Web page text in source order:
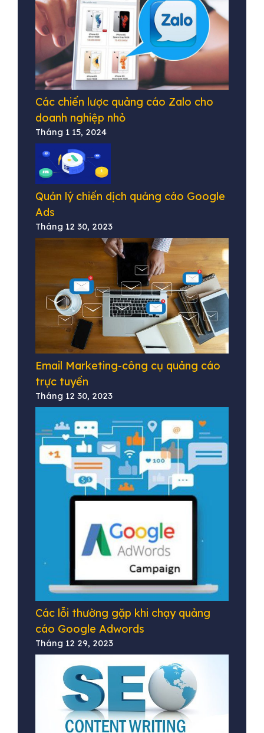
Các chiến lược quảng cáo Zalo cho
doanh nghiệp nhỏ
Tháng 1 15, 2024
Quản lý chiến dịch quảng cáo Google
Ads
Tháng 12 30, 2023
Email Marketing-công cụ quảng cáo
trực tuyến
Tháng 12 30, 2023
Các lỗi thường gặp khi chạy quảng
cáo Google Adwords
Tháng 12 29, 2023